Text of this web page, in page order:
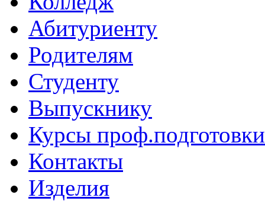
Абитуриенту
Родителям
Студенту
Выпускнику
Курсы проф.подготовки
Контакты
Изделия